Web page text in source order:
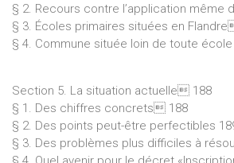
§ 2. Recours contre l’application même
§ 3. Écoles primaires situées en
§ 4. Commune située loin de toute
Section 5. La situation actuelle 188
§ 1. Des chiffres concrets 188
§ 2. Des points peut-être perfectibles
§ 3. Des problèmes plus difficiles à